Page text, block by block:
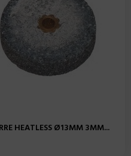
HEATLESS Ø13MM 3MM...